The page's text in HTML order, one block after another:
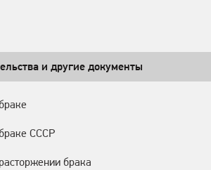
и другие документы
СССР
брака